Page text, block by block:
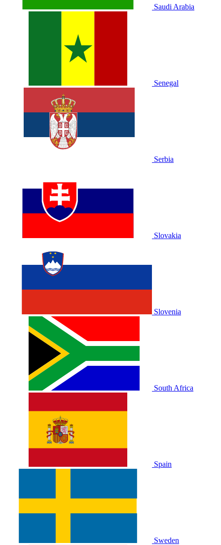
Saudi Arabia
Senegal
Serbia
Slovakia
Slovenia
South Africa
Spain
Sweden